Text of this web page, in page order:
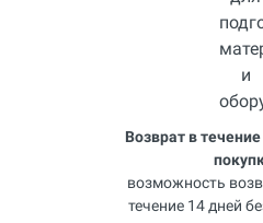
Возврат в
возможность
течение 14 дней